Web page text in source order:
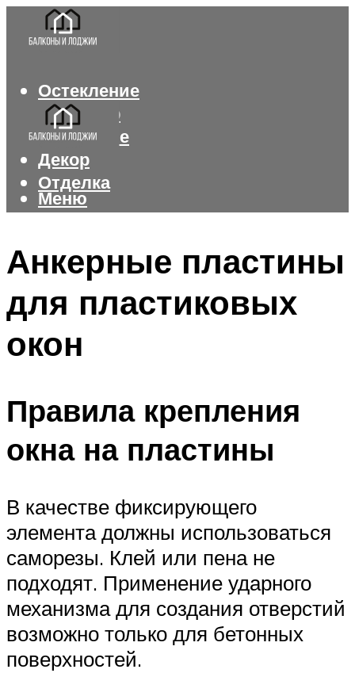
Остекление
Интерьер
Утепление
Декор
Отделка
Меню
Анкерные пластины
для пластиковых
окон
Правила крепления
окна на пластины
В качестве фиксирующего
элемента должны использоваться
саморезы. Клей или пена не
подходят. Применение ударного
механизма для создания отверстий
возможно только для бетонных
поверхностей.